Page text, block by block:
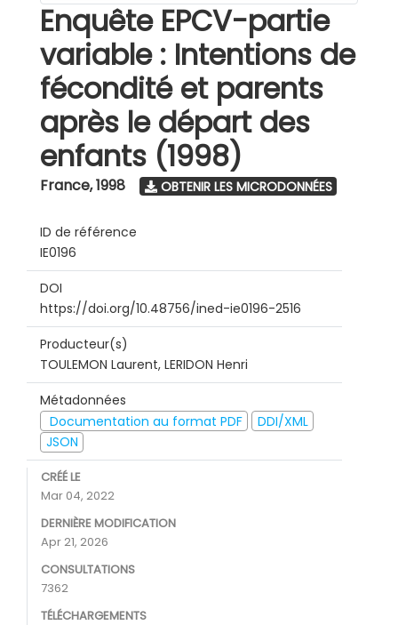
Enquête EPCV-partie
variable : Intentions de
fécondité et parents
après le départ des
enfants (1998)
France,1998 OBTENIR LES MICRODONNÉES
ID de référence
IE0196
DOI
https://doi.org/10.48756/ined-ie0196-2516
Producteur(s)
TOULEMON Laurent, LERIDON Henri
Métadonnées
Documentation au format PDF
DDI/XML
JSON
CRÉÉ LE
Mar 04, 2022
DERNIÈRE MODIFICATION
Apr 21, 2026
CONSULTATIONS
7362
TÉLÉCHARGEMENTS